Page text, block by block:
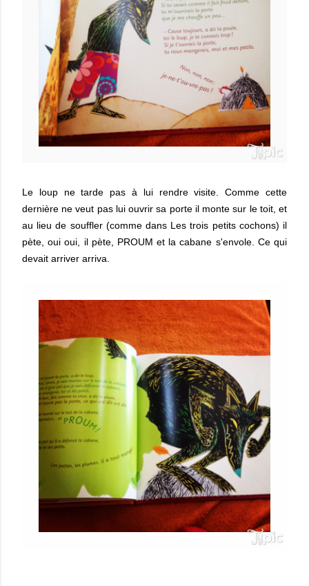
Le loup ne tarde pas à lui rendre visite. Comme cette
dernière ne veut pas lui ouvrir sa porte il monte sur le toit, et
au lieu de souffler (comme dans Les trois petits cochons) il
pète, oui oui, il pète, PROUM et la cabane s'envole. Ce qui
devait arriver arriva.